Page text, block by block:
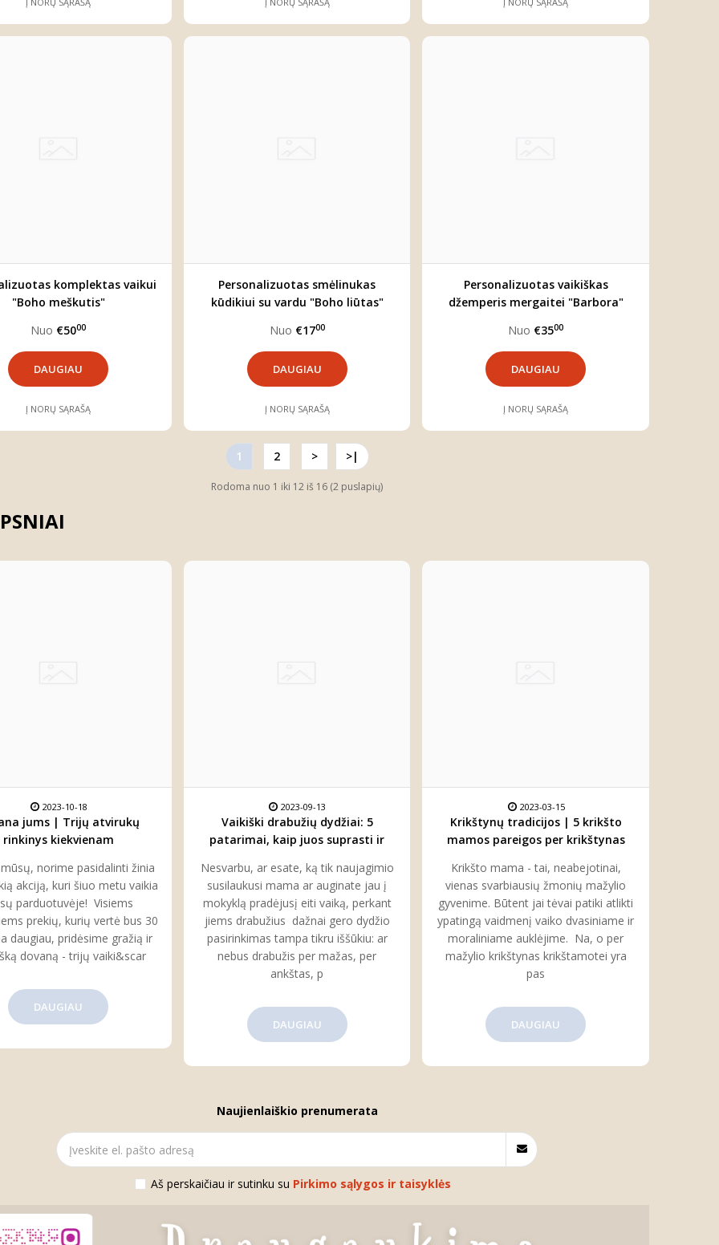
komplektas vaikui
"Boho meškutis"
Nuo €5000
DAUGIAU
Į NORŲ SĄRAŠĄ
Personalizuotas smėlinukas
kūdikiui su vardu "Boho liūtas"
Nuo €1700
DAUGIAU
Į NORŲ SĄRAŠĄ
Personalizuotas vaikiškas
džemperis mergaitei "Barbora"
Nuo €3500
DAUGIAU
Į NORŲ SĄRAŠĄ
1 2 > >|
Rodoma nuo 1 iki 12 iš 16 (2 puslapių)
2023-10-18
jums | Trijų atvirukų
rinkinys kiekvienam
norime pasidalinti žinia
akciją, kuri šiuo metu vaikia
parduotuvėje! Visiems
prekių, kurių vertė bus 30
daugiau, pridėsime gražią ir
dovaną - trijų vaiki&scar
DAUGIAU
2023-09-13
Vaikiški drabužių dydžiai: 5
patarimai, kaip juos suprasti ir
Nesvarbu, ar esate, ką tik naujagimio
susilaukusi mama ar auginate jau į
mokyklą pradėjusį eiti vaiką, perkant
jiems drabužius dažnai gero dydžio
pasirinkimas tampa tikru iššūkiu: ar
nebus drabužis per mažas, per
ankštas, p
DAUGIAU
2023-03-15
Krikštynų tradicijos | 5 krikšto
mamos pareigos per krikštynas
Krikšto mama - tai, neabejotinai,
vienas svarbiausių žmonių mažylio
gyvenime. Būtent jai tėvai patiki atlikti
ypatingą vaidmenį vaiko dvasiniame ir
moraliniame auklėjime. Na, o per
mažylio krikštynas krikštamotei yra
pas
DAUGIAU
Naujienlaiškio prenumerata
Aš perskaičiau ir sutinku su Pirkimo sąlygos ir taisyklės